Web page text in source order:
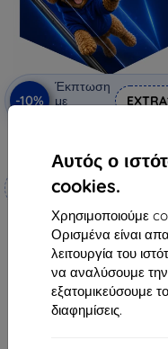
Αυτός ο
cookies.
Χρησιμοποιούμε
Ορισμένα είναι
λειτουργία του
να αναλύσουμε την
εξατομικεύσουμε
διαφημίσεις.
-10%
Έκπτωση
με
μεμβράνη
Κατασκευασμένο κατά
παραγγελία
19,90 €
17,92 €
Διαθέσιμο 4 τεμ